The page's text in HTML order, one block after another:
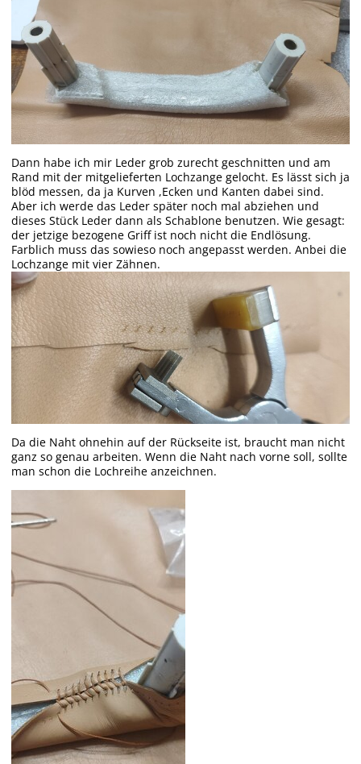
Dann habe ich mir Leder grob zurecht geschnitten und am
Rand mit der mitgelieferten Lochzange gelocht. Es lässt sich ja
blöd messen, da ja Kurven ,Ecken und Kanten dabei sind.
Aber ich werde das Leder später noch mal abziehen und
dieses Stück Leder dann als Schablone benutzen. Wie gesagt:
der jetzige bezogene Griff ist noch nicht die Endlösung.
Farblich muss das sowieso noch angepasst werden. Anbei die
Lochzange mit vier Zähnen.
Da die Naht ohnehin auf der Rückseite ist, braucht man nicht
ganz so genau arbeiten. Wenn die Naht nach vorne soll, sollte
man schon die Lochreihe anzeichnen.